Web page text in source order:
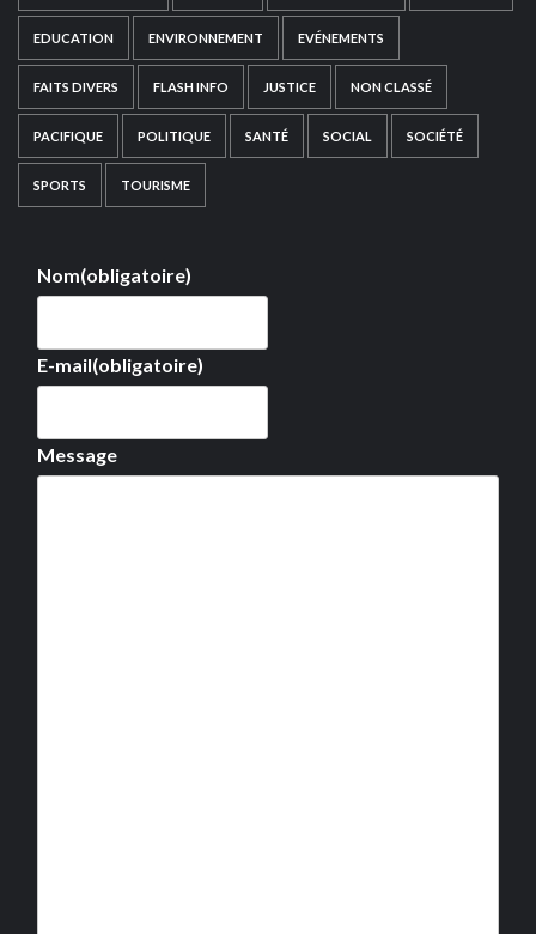
EDUCATION ENVIRONNEMENT EVÉNEMENTS
FAITS DIVERS FLASH INFO JUSTICE NON CLASSÉ
PACIFIQUE POLITIQUE SANTÉ SOCIAL SOCIÉTÉ
SPORTS TOURISME
Nom(obligatoire)
E-mail(obligatoire)
Message